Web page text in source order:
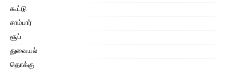
கூட்டு
சாம்பார்
சூப்
துவையல்
தொக்கு